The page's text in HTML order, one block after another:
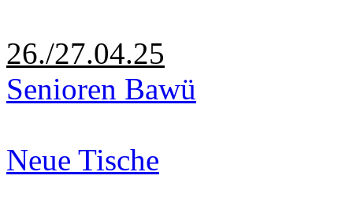
26./27.04.25
Senioren Bawü
Neue Tische